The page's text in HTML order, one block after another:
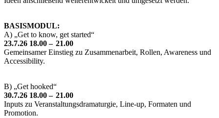
BASISMODUL:
A) „Get to know, get started“
23.7.26 18.00 – 21.00
Gemeinsamer Einstieg zu Zusammenarbeit, Rollen, Awareness und
Accessibility.
B) „Get hooked“
30.7.26 18.00 – 21.00
Inputs zu Veranstaltungsdramaturgie, Line-up, Formaten und
Promotion.